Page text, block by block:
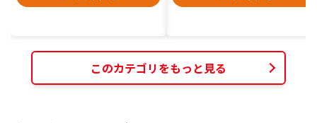
このカテゴリをもっと見る